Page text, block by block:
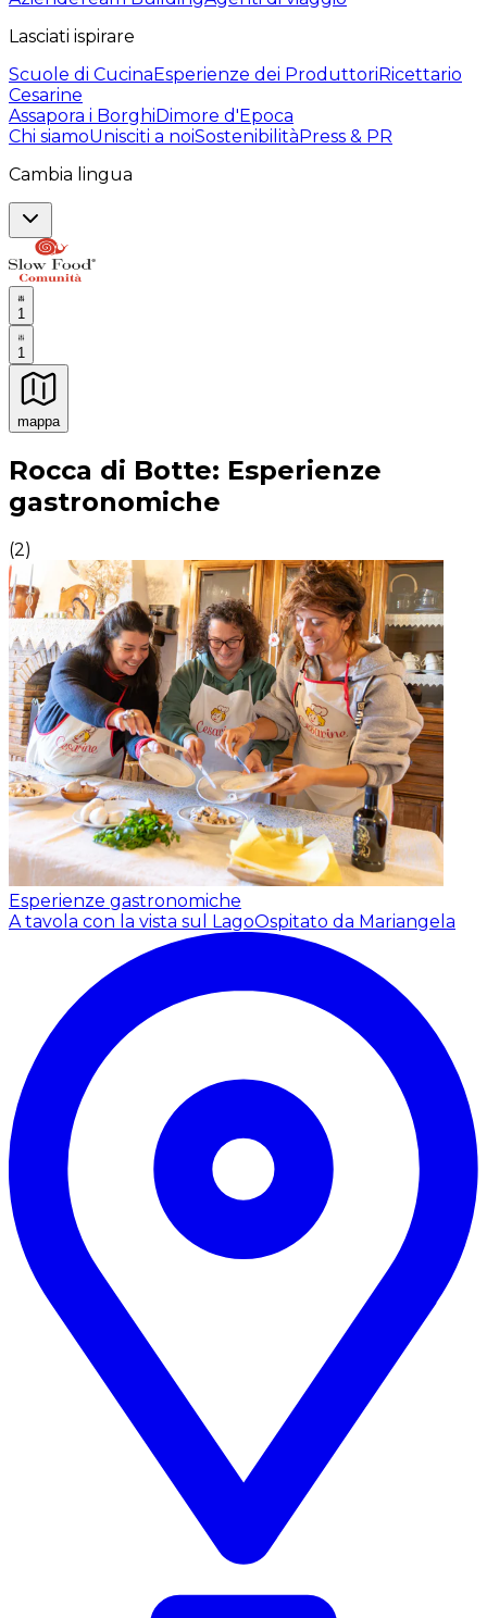
Lasciati ispirare
Scuole di CucinaEsperienze dei ProduttoriRicettario
Cesarine
Assapora i BorghiDimore d'Epoca
Chi siamoUnisciti a noiSostenibilitàPress & PR
Cambia lingua
1
1
mappa
Esperienze culinarie indimenticabili: Esperienze
Rocca di Botte: Esperienze
gastronomiche
(2)
Esperienze gastronomiche
A tavola con la vista sul LagoOspitato da Mariangela